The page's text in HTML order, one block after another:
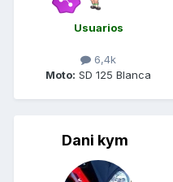
Usuarios
6,4k
Moto: SD 125 Blanca
Dani kym